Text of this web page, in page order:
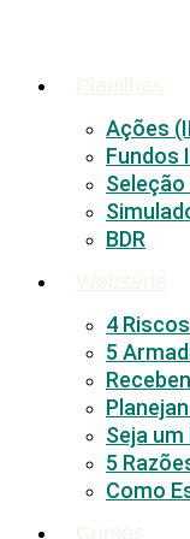
Ações
Fundos
Seleção
BDR
4
5
Seja
5
Como